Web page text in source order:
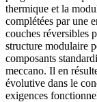
thermique et la
complétées par une
couches réversibles
structure modulaire
composants
meccano. Il en
évolutive dans le
exigences